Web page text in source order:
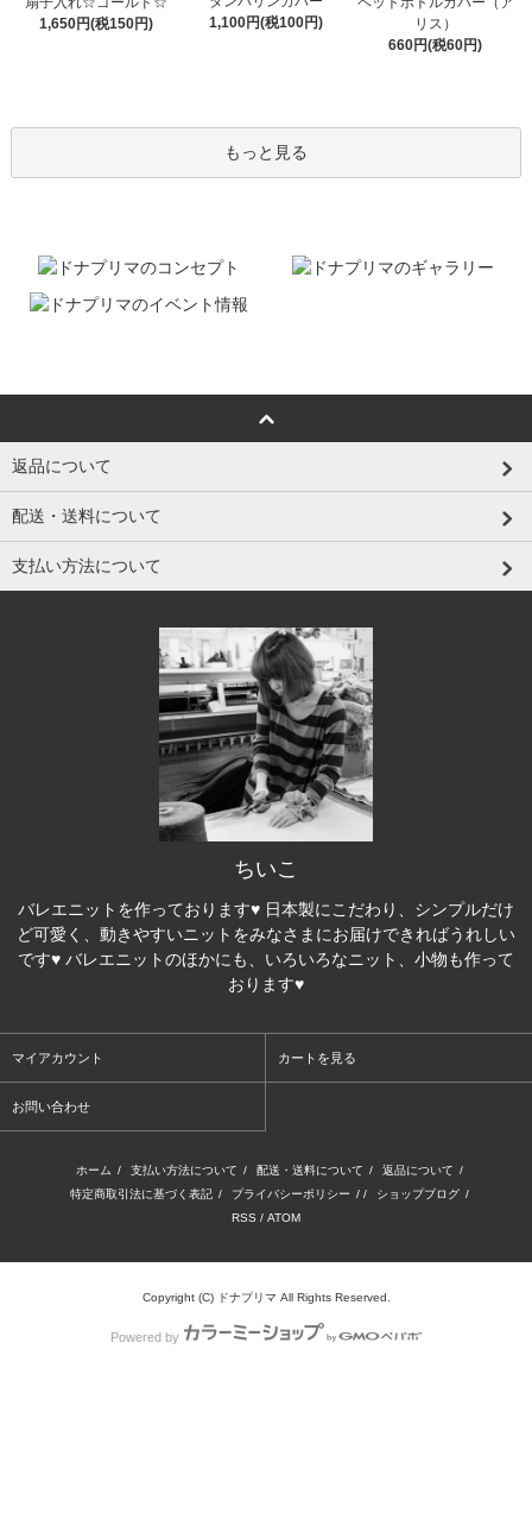
1,650円(税150円)
1,100円(税100円)
リス）
660円(税60円)
もっと見る
返品について
配送・送料について
支払い方法について
ちいこ
バレエニットを作っております♥ 日本製にこだわり、シンプルだけ
ど可愛く、動きやすいニットをみなさまにお届けできればうれしい
です♥ バレエニットのほかにも、いろいろなニット、小物も作って
おります♥
マイアカウント カートを見る
お問い合わせ
ホーム / 支払い方法について / 配送・送料について / 返品について /
特定商取引法に基づく表記 / プライバシーポリシー / / ショップブログ /
RSS / ATOM
Copyright (C) ドナプリマ All Rights Reserved.
Powered by